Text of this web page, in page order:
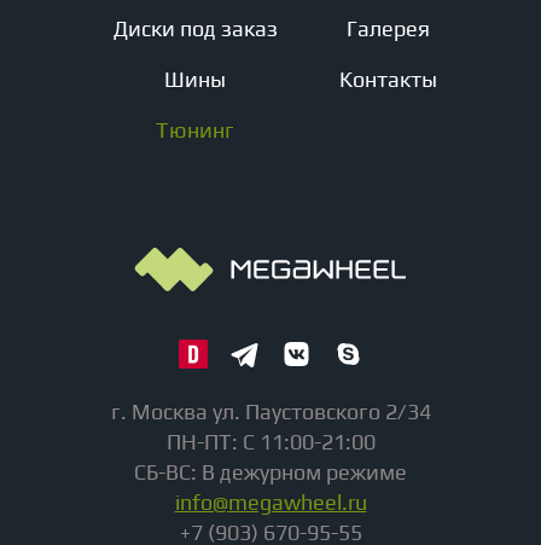
Диски под заказ
Шины
Тюнинг
Галерея
Контакты
г. Москва ул. Паустовского 2/34
ПН-ПТ: С 11:00-21:00
СБ-ВС: В дежурном режиме
info@megawheel.ru
+7 (903) 670-95-55